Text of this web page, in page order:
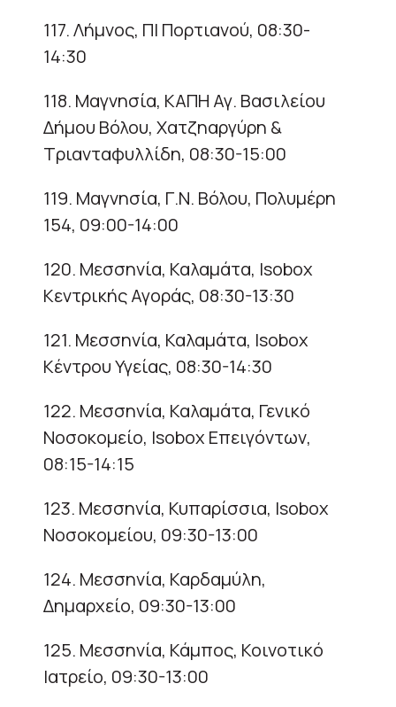
117. Λήμνος, ΠΙ Πορτιανού, 08:30-
14:30
118. Μαγνησία, ΚΑΠΗ Αγ. Βασιλείου
Δήμου Βόλου, Χατζηαργύρη &
Τριανταφυλλίδη, 08:30-15:00
119. Μαγνησία, Γ.Ν. Βόλου, Πολυμέρη
154, 09:00-14:00
120. Μεσσηνία, Καλαμάτα, Isobox
Κεντρικής Αγοράς, 08:30-13:30
121. Μεσσηνία, Καλαμάτα, Isobox
Κέντρου Υγείας, 08:30-14:30
122. Μεσσηνία, Καλαμάτα, Γενικό
Νοσοκομείο, Isobox Επειγόντων,
08:15-14:15
123. Μεσσηνία, Κυπαρίσσια, Isobox
Νοσοκομείου, 09:30-13:00
124. Μεσσηνία, Καρδαμύλη,
Δημαρχείο, 09:30-13:00
125. Μεσσηνία, Κάμπος, Κοινοτικό
Ιατρείο, 09:30-13:00